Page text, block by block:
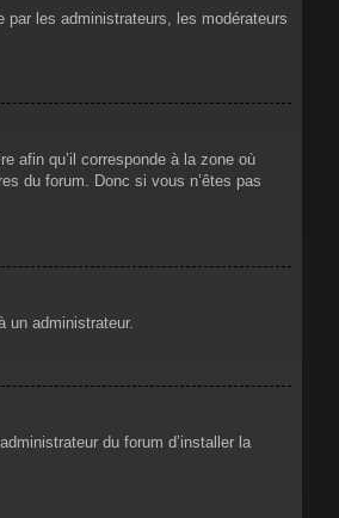
par les administrateurs, les modérateurs
afin qu’il corresponde à la zone où
du forum. Donc si vous n’êtes pas
un administrateur.
du forum d’installer la